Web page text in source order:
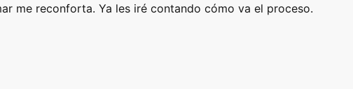
me reconforta. Ya les iré contando cómo va el proceso.